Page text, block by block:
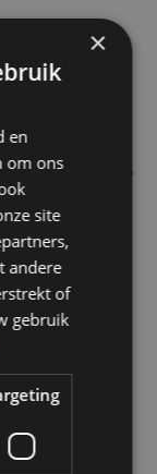
jaar Miura met
nergens voor nodig,
V8 en
van 12,8 kWh
×
en
om ons
site
andere
of
gebruik